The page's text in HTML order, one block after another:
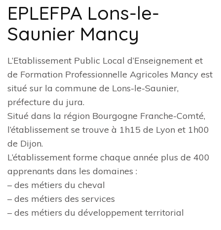
EPLEFPA Lons-le-
Saunier Mancy
L’Etablissement Public Local d’Enseignement et
de Formation Professionnelle Agricoles Mancy est
situé sur la commune de Lons-le-Saunier,
préfecture du jura.
Situé dans la région Bourgogne Franche-Comté,
l’établissement se trouve à 1h15 de Lyon et 1h00
de Dijon.
L’établissement forme chaque année plus de 400
apprenants dans les domaines :
– des métiers du cheval
– des métiers des services
– des métiers du développement territorial